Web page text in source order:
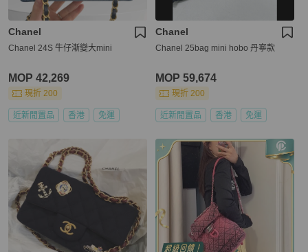
Chanel
Chanel 24S 牛仔漸變大mini
MOP 42,269
現折 200
近新閒置品 香港 免運
Chanel
Chanel 25bag mini hobo 丹寧款
MOP 59,674
現折 200
近新閒置品 香港 免運